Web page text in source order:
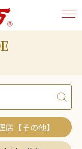
店【その他】